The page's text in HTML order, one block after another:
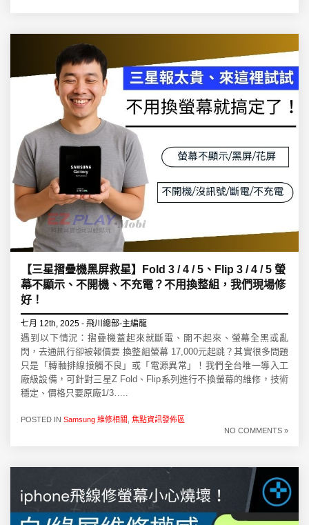
【三星摺疊機黑屏救星】Fold 3 / 4 / 5、Flip 3 / 4 / 5 螢
幕不顯示、不開機、不充電？不用換整組，我們現場修
好！
七月 12th, 2025 - 飛川總部-主編龍
遇到以下情況：摺疊機蓋起來就斷電、開不起來、螢幕全黑或亂
閃，去通訊行卻被報價要 換整組螢幕 17,000元起跳？其實很多問題
只是「轉軸排線接觸不良」或「電源異常」！我們全台唯一導入工
廠級設備，可針對三星Z Fold、Flip系列進行不換螢幕的維修，技術
穩定、價格只要原廠1/3…..
POSTED IN Samsung 維修相關 焦點資訊發佈區
NO COMMENTS »